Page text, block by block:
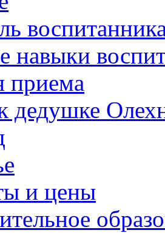
навыки
приема
дедушке
и цены